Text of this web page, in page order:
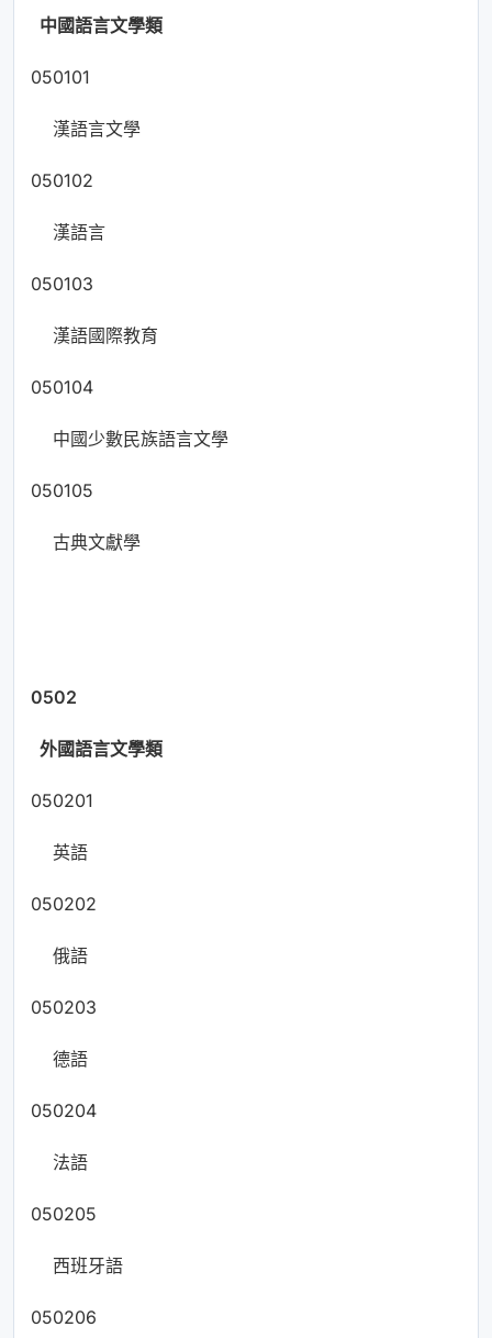
中國語言文學類
050101
漢語言文學
050102
漢語言
050103
漢語國際教育
050104
中國少數民族語言文學
050105
古典文獻學
0502
外國語言文學類
050201
英語
050202
俄語
050203
德語
050204
法語
050205
西班牙語
050206